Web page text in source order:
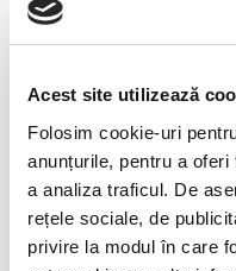
Acest site utilizează
Folosim cookie-uri
anunțurile, pentru a
a analiza traficul. De
rețele sociale, de
privire la modul în care
EVENIMENTE
2